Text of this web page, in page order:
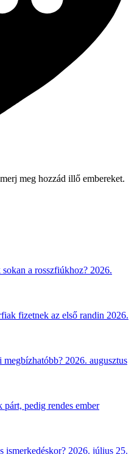
meg hozzád illő embereket.
a rosszfiúkhoz? 2026.
fizetnek az első randin 2026.
megbízhatóbb? 2026. augusztus
pedig rendes ember
ismerkedéskor? 2026. július 25.